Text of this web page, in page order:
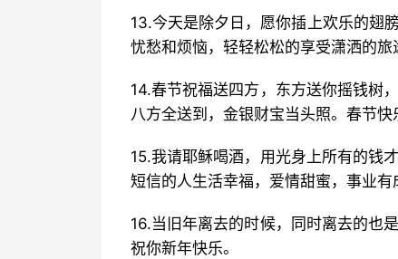
13.今天是除夕日，愿你插上欢乐的翅
忧愁和烦恼，轻轻松松的享受潇洒的旅
14.春节祝福送四方，东方送你摇钱树
八方全送到，金银财宝当头照。春节快
15.我请耶稣喝酒，用光身上所有的钱
短信的人生活幸福，爱情甜蜜，事业有
16.当旧年离去的时候，同时离去的也
祝你新年快乐。